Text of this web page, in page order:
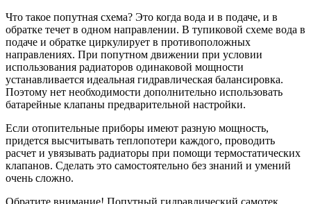
Что такое попутная схема? Это когда вода и в подаче, и в
обратке течет в одном направлении. В тупиковой схеме вода в
подаче и обратке циркулирует в противоположных
направлениях. При попутном движении при условии
использования радиаторов одинаковой мощности
устанавливается идеальная гидравлическая балансировка.
Поэтому нет необходимости дополнительно использовать
батарейные клапаны предварительной настройки.
Если отопительные приборы имеют разную мощность,
придется высчитывать теплопотери каждого, проводить
расчет и увязывать радиаторы при помощи термостатических
клапанов. Сделать это самостоятельно без знаний и умений
очень сложно.
Обратите внимание! Попутный гидравлический самотек